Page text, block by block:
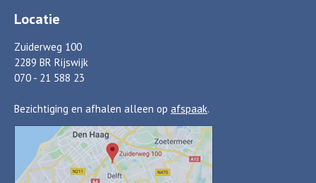
Locatie
Zuiderweg 100
2289 BR Rijswijk
070 - 21 588 23
Bezichtiging en afhalen alleen op afspaak.